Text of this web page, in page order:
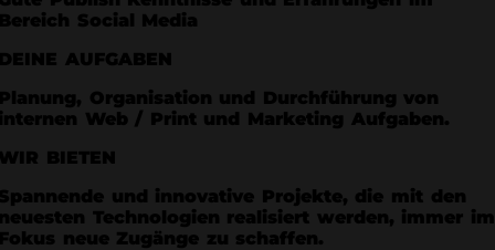
Social Media
AUFGABEN
Organisation und Durchführung von
Web / Print und Marketing Aufgaben.
BIETEN
und innovative Projekte, die mit den
Technologien realisiert werden, immer im
neue Zugänge zu schaffen.